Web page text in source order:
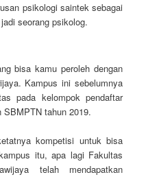
psikologi saintek sebagai
seorang psikolog.
bisa kamu peroleh dengan
Kampus ini sebelumnya
pada kelompok pendaftar
tahun 2019.
kompetisi untuk bisa
itu, apa lagi Fakultas
telah mendapatkan